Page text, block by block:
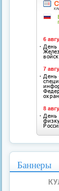
Баннеры